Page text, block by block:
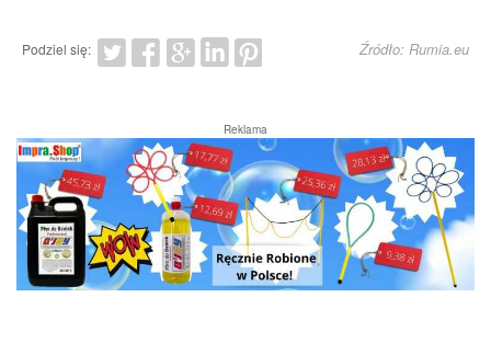
Podziel się: Źródło: Rumia.eu
Reklama